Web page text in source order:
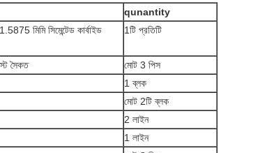
qunantity
মিমি সিমেন্টেড কার্বাইড
1টি প্রতিটি
সৈকত
মোট 3 পিস
1 ব্লক
মোট 2টি ব্লক
2 লাইন
1 লাইন